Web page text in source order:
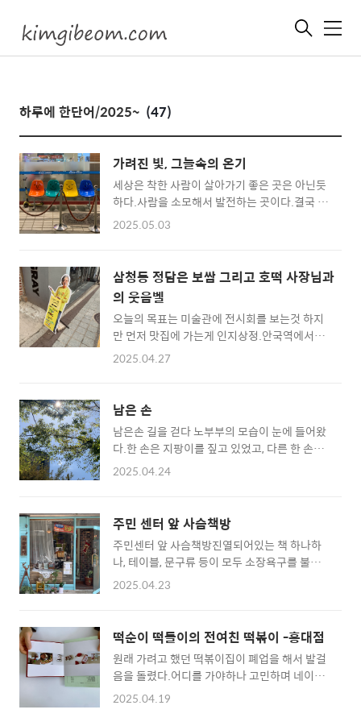
메
하루에 한단어/2025~ (47)
가려진 빛, 그늘속의 온기
세상은 착한 사람이 살아가기 좋은 곳은 아닌듯
하다.사람을 소모해서 발전하는 곳이다.결국 자
신의 손을 더럽히지않을 만큼 소모시킨다.좋은
의 존재는 모르지만,걷어 내고 나면 밝은 존재였
다는 것을.
2025.05.03
삼청동 정담은 보쌈 그리고 호떡 사장님과
의 웃음벨
오늘의 목표는 미술관에 전시회를 보는것 하지
만 먼저 맛집에 가는게 인지상정.안국역에서
hollow 까지 올라와 좌측 골목으로 들어오면
놓았는데, 우리까지 8팀. 8팀빠지는데 1시간 기
다린듯 걸린듯했다. 심지어 자리가 났는데, 우리
앞에 3명의 한팀이었고 세좌석이 나왔기에 주
인분이 자리를 양보해 줄 수있는지 매우 힘든 표
정으로 양해를 구했다.우리도 힘들었지만, 그것
들앉았을때 중간에 이런 마당이 있었다. 한옥집
의 장점.사실 이 곳보다 사람들이 식사하는곳을
찍고 싶었지만,얼굴들이 너무 나올 것 같아 찍지
못했다. 생각보다 좌석은..
2025.04.27
남은 손
남은손 길을 걷다 노부부의 모습이 눈에 들어왔
다.한 손은 지팡이를 짚고 있었고, 다른 한 손은
할머니의 부축을 받고 있었다.급한 나의 걸음에
손은 한 손밖에 없는데, 그 손을 둘 곳이 당신이
라면 좋겠소. 고맙고 미안하구려."
2025.04.24
주민 센터 앞 사슴책방
주민센터 앞 사슴책방진열되어있는 책 하나하
나, 테이블, 문구류 등이 모두 소장욕구를 불러
일으키는 곳 이었다.그곳에 있던 주인장 수사슴
고 와야겠다.
2025.04.23
떡순이 떡돌이의 전여친 떡볶이 -홍대점
원래 가려고 했던 떡볶이집이 폐업을 해서 발걸
음을 돌렸다.어디를 가야하나 고민하며 네이버
지도를 검색하고 있는데, 두눈을 의심 할 만한
2025.04.19